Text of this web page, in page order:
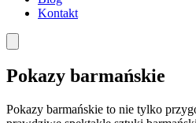
Kontakt
Pokazy barmańskie
Pokazy barmańskie to nie tylko